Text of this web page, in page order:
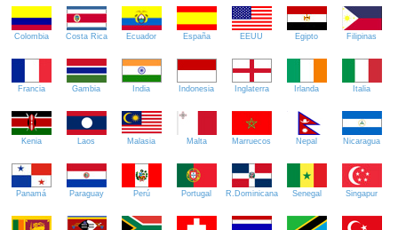
Colombia Costa Rica Ecuador España EEUU Egipto Filipinas
Francia Gambia India Indonesia Inglaterra Irlanda Italia
Kenia Laos Malasia Malta Marruecos Nepal Nicaragua
Panamá Paraguay Perú Portugal R.Dominicana Senegal Singapur